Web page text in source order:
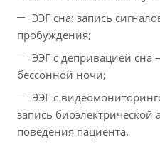
ЭЭГ сна: запись
пробуждения;
ЭЭГ с депривацией сна
бессонной ночи;
ЭЭГ с
запись биоэлектрической
поведения пациента.